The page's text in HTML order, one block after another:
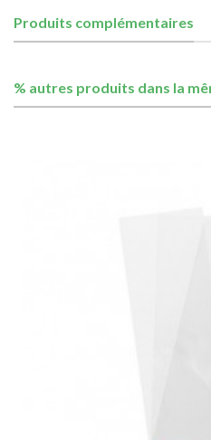
Produits complémentaires
% autres produits dans la